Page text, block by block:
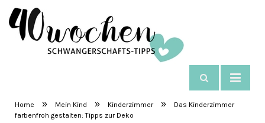
SchwangerschaftsTipps
Home » Mein Kind » Kinderzimmer »
Das Kinderzimmer
farbenfroh gestalten: Tipps zur Deko